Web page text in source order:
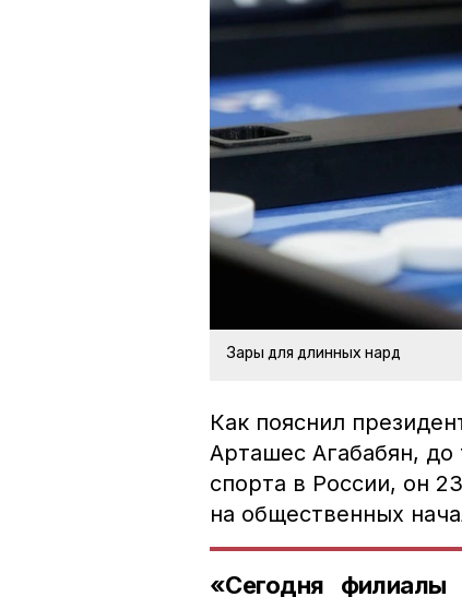
Зары для длинных нард
Как пояснил
Арташес Агабабян,
спорта в России, он
на общественных
«Сегодня филиалы